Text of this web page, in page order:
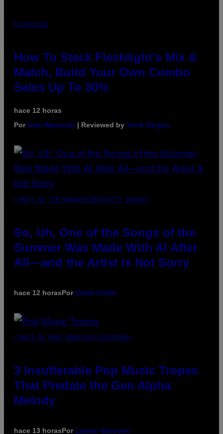
FLESHLIGHT
How To Stack Fleshlight’s Mix &
Match, Build Your Own Combo
Sales Up To 30%
hace 12 horas
PorSam Watanuki | Reviewed by Ysolt Usigan
(PHOTO BY TIM MOSENFELDER/GETTY IMAGES)
So, Uh, One of the Songs of the
Summer Was Made With AI After
All—and the Artist Is Not Sorry
hace 12 horasPorCaleb Catlin
(PHOTO BY MARC BROUSSELY/REDFERNS)
3 Insufferable Pop Music Tropes
That Predate the Gen Alpha
Melody
hace 13 horasPor Lauren Boisvert